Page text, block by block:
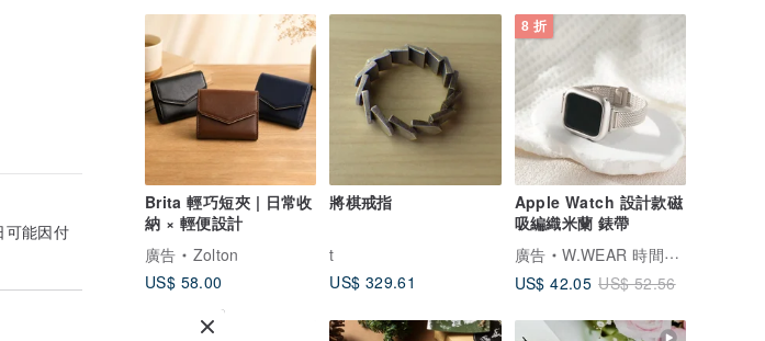
Brita 輕巧短夾 | 日常收
納 × 輕便設計
廣告
Zolton
US$ 58.00
將棋戒指
t
US$ 329.61
8 折
Apple Watch 設計款磁
吸編織米蘭 錶帶
廣告
W.WEAR 時間穿搭
US$ 42.05 US$ 52.56
可能因付